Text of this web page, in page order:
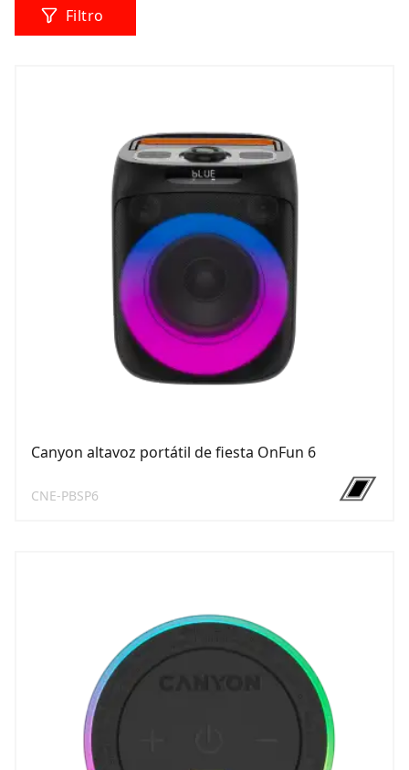
Filtro
Canyon altavoz portátil de fiesta OnFun 6
CNE-PBSP6